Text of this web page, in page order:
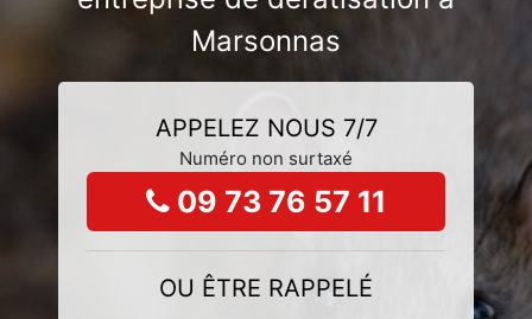
Marsonnas
APPELEZ NOUS 7/7
Numéro non surtaxé
09 73 76 57 11
OU ÊTRE RAPPELÉ